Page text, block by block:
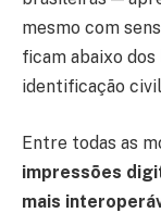
mesmo com
ficam abaixo
identificação
Entre todas as
impressões
mais